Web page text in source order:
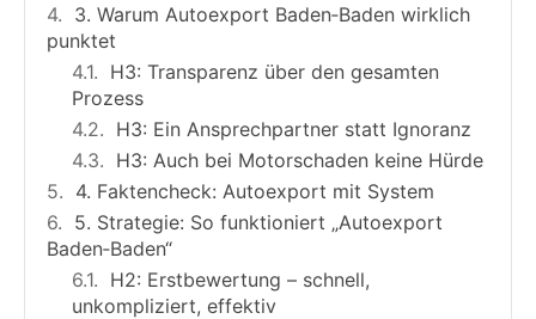
3. Warum Autoexport Baden‑Baden wirklich
punktet
H3: Transparenz über den gesamten
Prozess
H3: Ein Ansprechpartner statt Ignoranz
H3: Auch bei Motorschaden keine Hürde
4. Faktencheck: Autoexport mit System
5. Strategie: So funktioniert „Autoexport
Baden‑Baden“
H2: Erstbewertung – schnell,
unkompliziert, effektiv